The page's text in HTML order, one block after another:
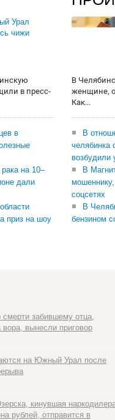
Урал
чижи
в пресс-
в
рака на 10–
дали
приз на шоу
В
женщине,
Как...
В
челябинка
возбудили
В
соцсетях
В
бензином
смерти забившему отца,
вора, вынесли приговор
на Южный Урал после
кинувшая
рублей, отправится в